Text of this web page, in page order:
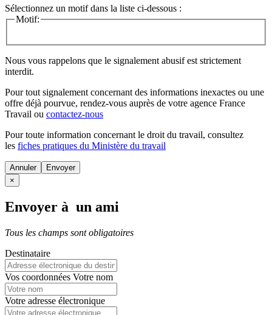
Sélectionnez un motif dans la liste ci-dessous :
Motif:
Nous vous rappelons que le signalement abusif est strictement
interdit.
Pour tout signalement concernant des informations inexactes ou une
offre déjà pourvue, rendez-vous auprès de votre agence France
Travail ou contactez-nous
Pour toute information concernant le droit du travail, consultez
les fiches pratiques du Ministère du travail
Annuler
×
Envoyer à un ami
Tous les champs sont obligatoires
Destinataire
Vos coordonnées Votre nom
Votre adresse électronique